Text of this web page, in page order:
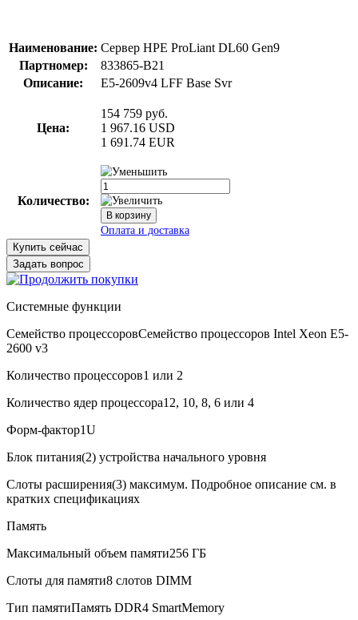
Наименование: Сервер HPE ProLiant DL60 Gen9
Партномер:
833865-B21
Описание:
E5-2609v4 LFF Base Svr
Цена:
154 759 руб.
1 967.16 USD
1 691.74 EUR
Количество:
В корзину
Купить сейчас
Задать вопрос
Системные функции
Семейство процессоровСемейство процессоров Intel Xeon E5-
2600 v3
Количество процессоров1 или 2
Количество ядер процессора12, 10, 8, 6 или 4
Форм-фактор1U
Блок питания(2) устройства начального уровня
Слоты расширения(3) максимум. Подробное описание см. в
кратких спецификациях
Память
Максимальный объем памяти256 ГБ
Слоты для памяти8 слотов DIMM
Тип памятиПамять DDR4 SmartMemory